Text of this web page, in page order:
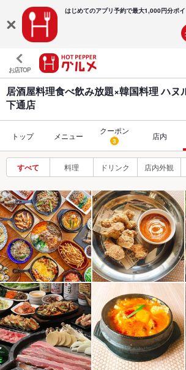
はじめてのアプリ予約で最大1,000円分ポ
お店TOP
居酒屋料理食べ飲み放題×韓国料理 ハヌ
下通店
トップ メニュー
クーポン
3 店内
すべて 料理 ドリンク 店内外観